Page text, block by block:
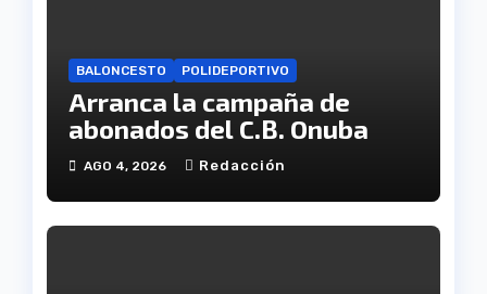
BALONCESTO POLIDEPORTIVO
Arranca la campaña de
abonados del C.B. Onuba
AGO 4, 2026 Redacción